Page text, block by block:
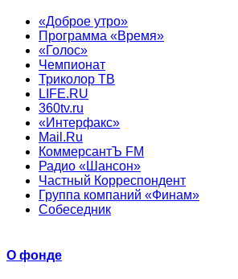
«Доброе утро»
Программа «Время»
«Голос»
Чемпионат
Триколор ТВ
LIFE.RU
360tv.ru
«Интерфакс»
Mail.Ru
КоммерсантЪ FM
Радио «Шансон»
Частный Корреспондент
Группа компаний «Финам»
Собеседник
О фонде